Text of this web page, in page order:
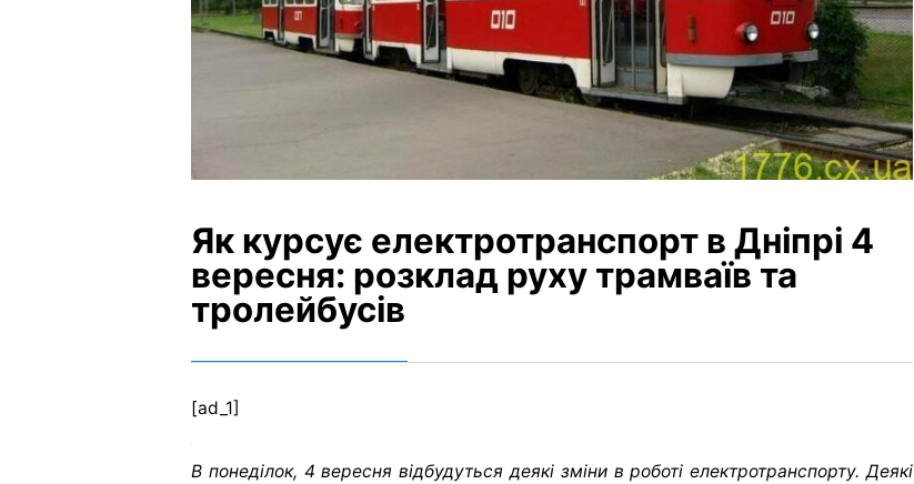
Як курсує електротранспорт в Дніпрі 4
вересня: розклад руху трамваїв та
тролейбусів
[ad_1]
В понеділок, 4 вересня відбудуться деякі зміни в роботі електротранспорту. Деякі